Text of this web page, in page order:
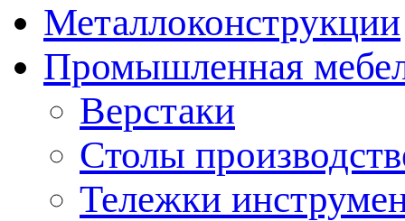
Металлоконструкции
Промышленная
Верстаки
Столы
Тележки